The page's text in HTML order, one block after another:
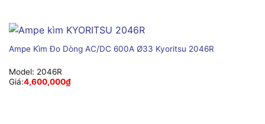
Ampe Kìm Đo Dòng AC/DC 600A Ø33 Kyoritsu 2046R
Model: 2046R
Giá:4,600,000₫